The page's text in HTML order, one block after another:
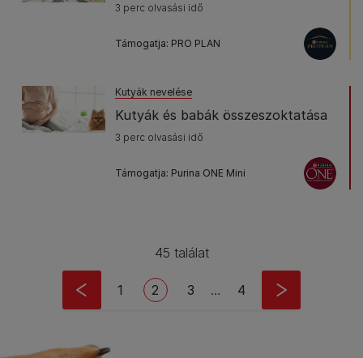
3 perc olvasási idő
Támogatja: PRO PLAN
Kutyák nevelése
Kutyák és babák összeszoktatása
3 perc olvasási idő
Támogatja: Purina ONE Mini
45 találat
Oldal
1 Current page
2 Oldal
3 … Last page
4